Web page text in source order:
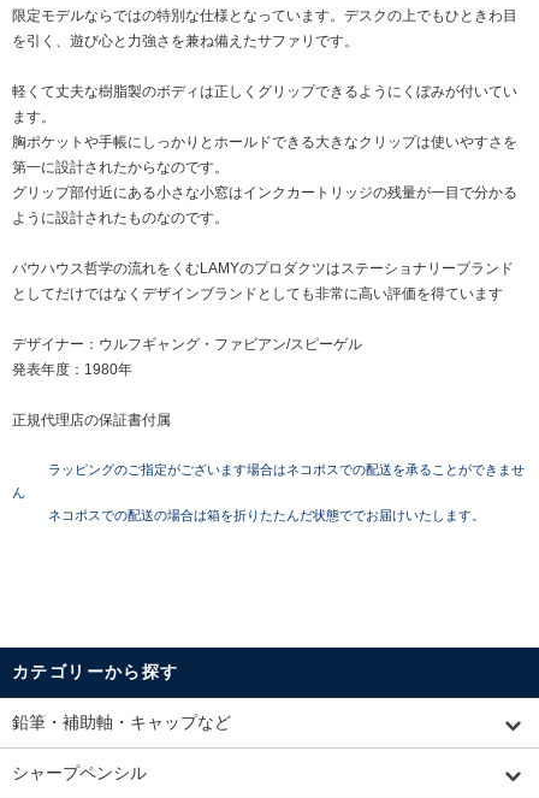
限定モデルならではの特別な仕様となっています。デスクの上でもひときわ目
を引く、遊び心と力強さを兼ね備えたサファリです。
軽くて丈夫な樹脂製のボディは正しくグリップできるようにくぼみが付いてい
ます。
胸ポケットや手帳にしっかりとホールドできる大きなクリップは使いやすさを
第一に設計されたからなのです。
グリップ部付近にある小さな小窓はインクカートリッジの残量が一目で分かる
ように設計されたものなのです。
バウハウス哲学の流れをくむLAMYのプロダクツはステーショナリーブランド
としてだけではなくデザインブランドとしても非常に高い評価を得ています
デザイナー：ウルフギャング・ファビアン/スピーゲル
発表年度：1980年
正規代理店の保証書付属
ラッピングのご指定がございます場合はネコポスでの配送を承ることができませ
ん
ネコポスでの配送の場合は箱を折りたたんだ状態ででお届けいたします。
カテゴリーから探す
鉛筆・補助軸・キャップなど
シャープペンシル